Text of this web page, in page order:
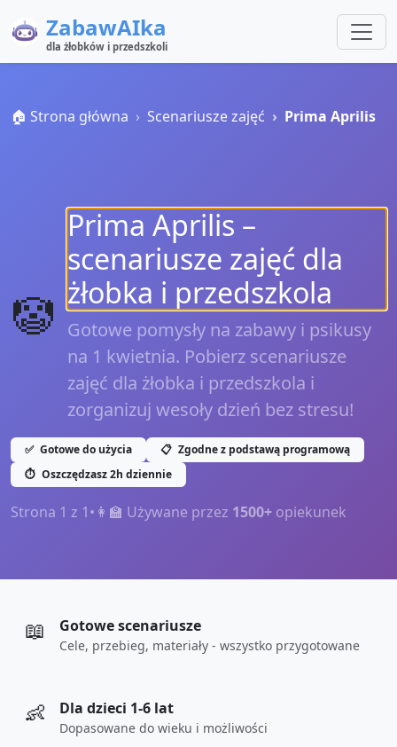
ZabawAIka
dla żłobków i przedszkoli
🏠 Strona główna Scenariusze zajęć Prima Aprilis
🤡
Prima Aprilis –
scenariusze zajęć dla
żłobka i przedszkola
Gotowe pomysły na zabawy i psikusy
na 1 kwietnia. Pobierz scenariusze
zajęć dla żłobka i przedszkola i
zorganizuj wesoły dzień bez stresu!
✅ Gotowe do użycia 📋 Zgodne z podstawą programową
⏱️ Oszczędzasz 2h dziennie
Strona 1 z 1• 👩‍🏫 Używane przez 1500+ opiekunek
📖 Gotowe scenariusze
Cele, przebieg, materiały - wszystko przygotowane
👶 Dla dzieci 1-6 lat
Dopasowane do wieku i możliwości